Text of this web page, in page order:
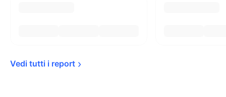
Vedi tutti i report